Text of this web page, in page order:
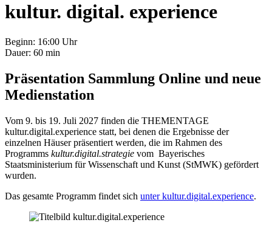
kultur. digital. experience
Beginn: 16:00 Uhr
Dauer: 60 min
Präsentation Sammlung Online und neue
Medienstation
Vom 9. bis 19. Juli 2027 finden die THEMENTAGE
kultur.digital.experience statt, bei denen die Ergebnisse der
einzelnen Häuser präsentiert werden, die im Rahmen des
Programms kultur.digital.strategie vom Bayerisches
Staatsministerium für Wissenschaft und Kunst (StMWK) gefördert
wurden.
Das gesamte Programm findet sich unter kultur.digital.experience.